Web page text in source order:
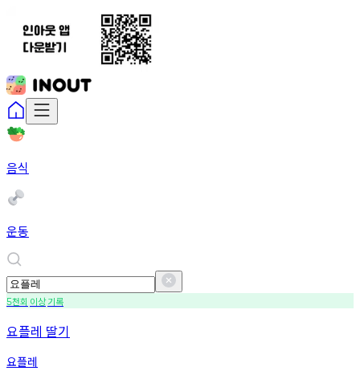
음식
운동
5천회 이상기록
요플레 딸기
요플레